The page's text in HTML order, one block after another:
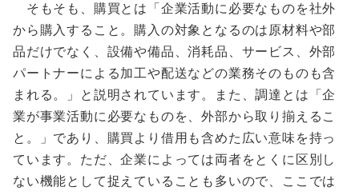
そもそも、購買とは「企業活動に必要なものを社外
から購入すること。購入の対象となるのは原材料や部
品だけでなく、設備や備品、消耗品、サービス、外部
パートナーによる加工や配送などの業務そのものも含
まれる。」と説明されています。また、調達とは「企
業が事業活動に必要なものを、外部から取り揃えるこ
と。」であり、購買より借用も含めた広い意味を持っ
ています。ただ、企業によっては両者をとくに区別し
ない機能として捉えていることも多いので、ここでは